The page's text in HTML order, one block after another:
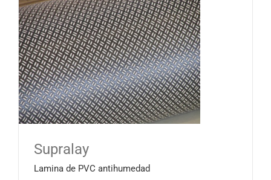
Supralay
Lamina de PVC antihumedad